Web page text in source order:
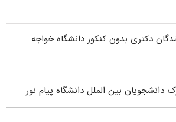
دکتری بدون کنکور دانشگاه خواجه
بین الملل دانشگاه پیام نور